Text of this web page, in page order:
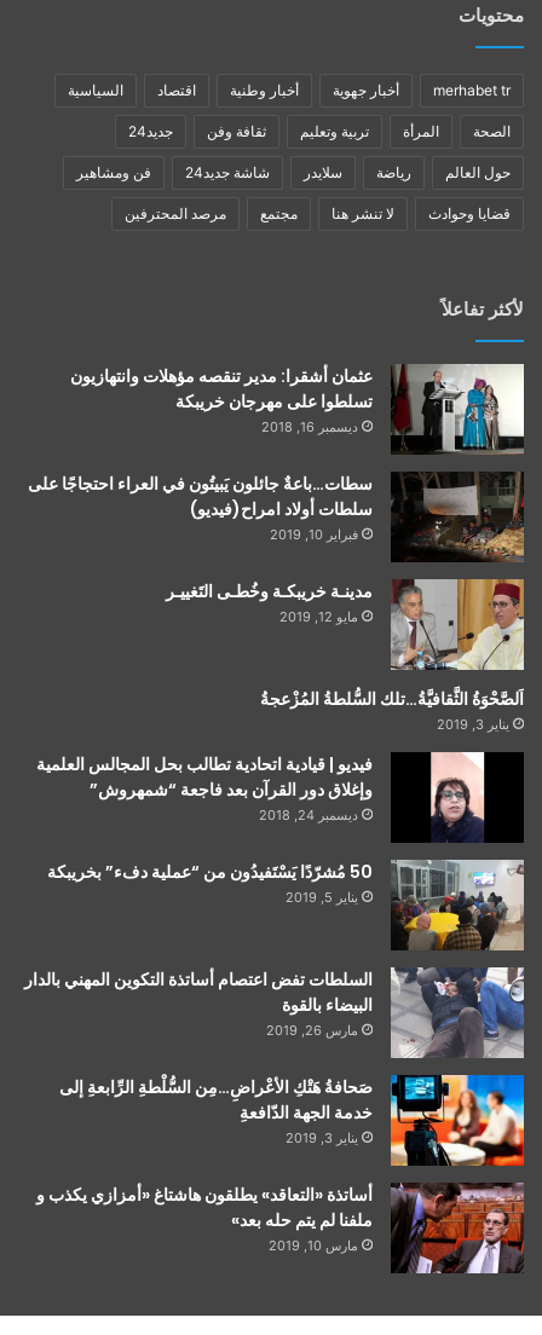
محتويات
merhabet tr أخبار جهوية أخبار وطنية اقتصاد السياسية
الصحة المرأة تربية وتعليم ثقافة وفن جديد24
حول العالم رياضة سلايدر شاشة جديد24 فن ومشاهير
قضايا وحوادث لا تنشر هنا مجتمع مرصد المحترفين
لأكثر تفاعلاً
عثمان أشقرا: مدير تنقصه مؤهلات وانتهازيون
تسلطوا على مهرجان خريبكة
ديسمبر 16, 2018
سطات…باعةٌ جائلون يَبيتُون في العراء احتجاجًا على
سلطات أولاد امراح(فيديو)
فبراير 10, 2019
مدينـة خريبكـة وخُطـى التَغييـر
مايو 12, 2019
اَلصَّحْوَةُ الثَّقافيَّةُ…تلك السُّلطةُ المُزْعجةُ
يناير 3, 2019
فيديو | قيادية اتحادية تطالب بحل المجالس العلمية
وإغلاق دور القرآن بعد فاجعة “شمهروش”
ديسمبر 24, 2018
50 مُشرّدًا يَسْتَفيدُون من “عملية دفء” بخريبكة
يناير 5, 2019
السلطات تفض اعتصام أساتذة التكوين المهني بالدار
البيضاء بالقوة
مارس 26, 2019
صَحافةُ هَتْكِ الأعْراضِ…مِن السُّلْطةِ الرِّابعةِ إلى
خدمة الجهة الدّافعةِ
يناير 3, 2019
أساتذة «التعاقد» يطلقون هاشتاغ «أمزازي يكذب و
ملفنا لم يتم حله بعد»
مارس 10, 2019